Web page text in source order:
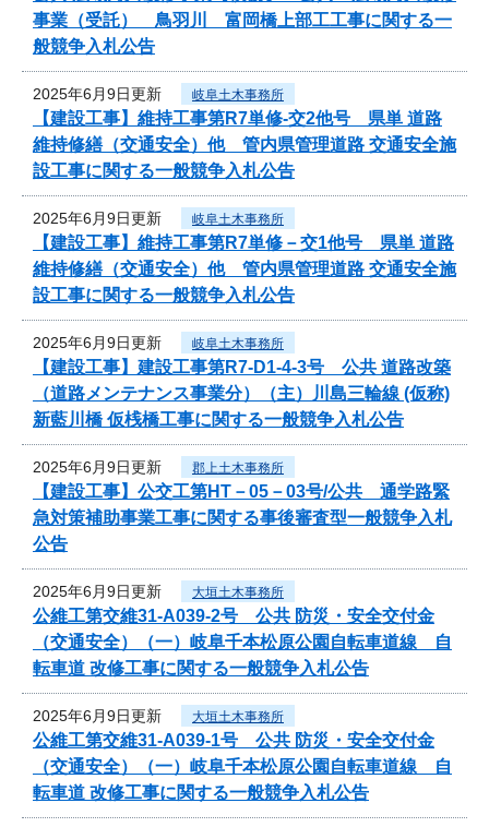
事業（受託） 鳥羽川 富岡橋上部工工事に関する一
般競争入札公告
2025年6月9日更新 岐阜土木事務所
【建設工事】維持工事第R7単修-交2他号 県単 道路
維持修繕（交通安全）他 管内県管理道路 交通安全施
設工事に関する一般競争入札公告
2025年6月9日更新 岐阜土木事務所
【建設工事】維持工事第R7単修－交1他号 県単 道路
維持修繕（交通安全）他 管内県管理道路 交通安全施
設工事に関する一般競争入札公告
2025年6月9日更新 岐阜土木事務所
【建設工事】建設工事第R7-D1-4-3号 公共 道路改築
（道路メンテナンス事業分）（主）川島三輪線 (仮称)
新藍川橋 仮桟橋工事に関する一般競争入札公告
2025年6月9日更新 郡上土木事務所
【建設工事】公交工第HT－05－03号/公共 通学路緊
急対策補助事業工事に関する事後審査型一般競争入札
公告
2025年6月9日更新 大垣土木事務所
公維工第交維31-A039-2号 公共 防災・安全交付金
（交通安全）（一）岐阜千本松原公園自転車道線 自
転車道 改修工事に関する一般競争入札公告
2025年6月9日更新 大垣土木事務所
公維工第交維31-A039-1号 公共 防災・安全交付金
（交通安全）（一）岐阜千本松原公園自転車道線 自
転車道 改修工事に関する一般競争入札公告